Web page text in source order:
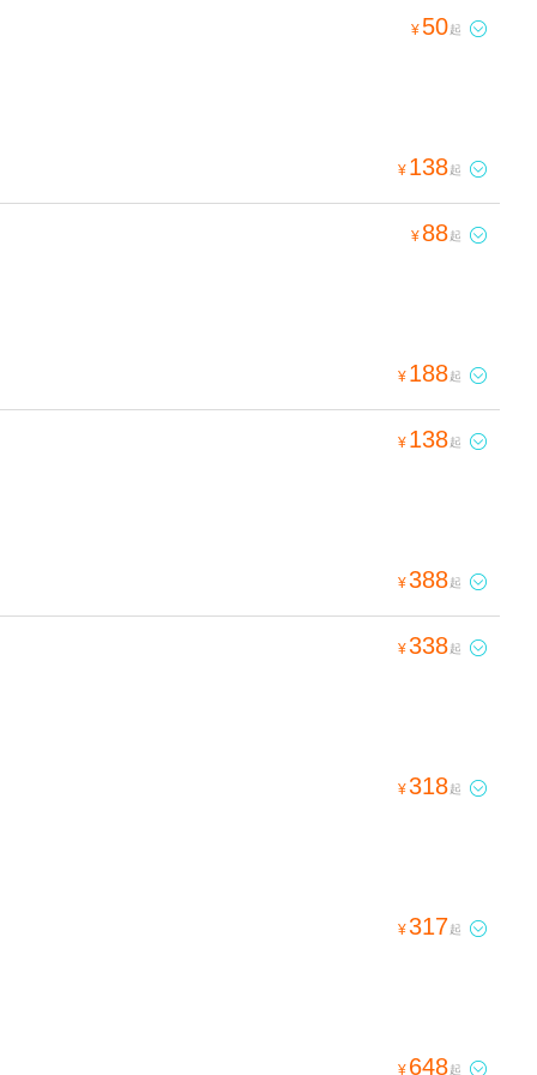
¥ 50起 
¥ 138起 
¥ 88起 
¥ 188起 
¥ 138起 
¥388起 
¥338起 
¥318起 
¥317起 
¥ 648起 